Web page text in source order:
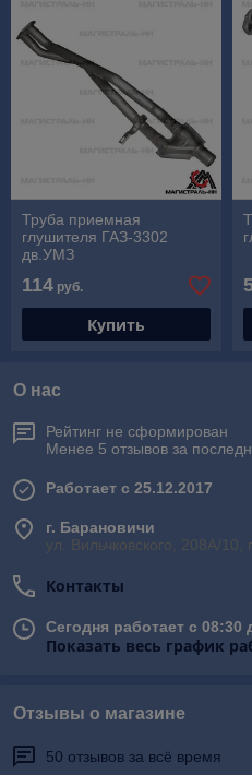
Труба приемная
глушителя ГАЗ-3302
дв.УМЗ
114 руб.
Купить
О нас
Рейтинг не сформирован
Менее 5 отзывов за
Работает с 25.12.2017
г. Барановичи
ул. Вильчковского, 208А/
Контакты
Сегодня работает с 08:30
Показать весь график
Отзывы о магазине
50 отзывов за всё время